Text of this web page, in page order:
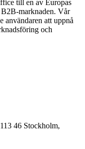
till en av Europas
marknaden. Vår
användaren att uppnå
och
113 46 Stockholm,